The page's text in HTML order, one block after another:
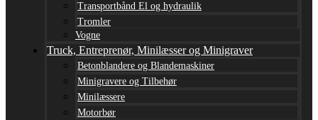
Transportbånd El og hydraulik
Tromler
Vogne
Truck, Entreprenør, Minilæsser og Minigraver
Betonblandere og Blandemaskiner
Minigravere og Tilbehør
Minilæssere
Motorbør